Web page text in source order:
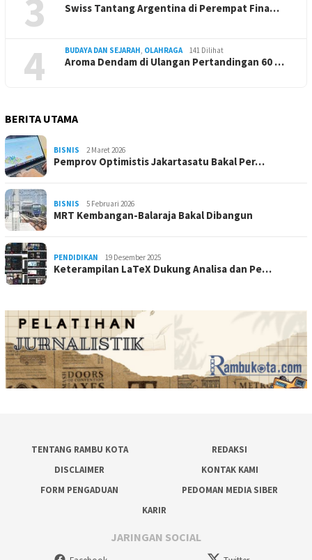
3 Swiss Tantang Argentina di Perempat Fina…
4 BUDAYA DAN SEJARAH, OLAHRAGA 141 Dilihat
Aroma Dendam di Ulangan Pertandingan 60 …
BERITA UTAMA
BISNIS 2 Maret 2026
Pemprov Optimistis Jakartasatu Bakal Per…
BISNIS 5 Februari 2026
MRT Kembangan-Balaraja Bakal Dibangun
PENDIDIKAN 19 Desember 2025
Keterampilan LaTeX Dukung Analisa dan Pe…
TENTANG RAMBU KOTA
REDAKSI
DISCLAIMER
KONTAK KAMI
FORM PENGADUAN
PEDOMAN MEDIA SIBER
KARIR
JARINGAN SOCIAL